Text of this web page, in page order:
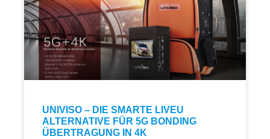
UNIVISO – DIE SMARTE LIVEU
ALTERNATIVE FÜR 5G BONDING
ÜBERTRAGUNG IN 4K